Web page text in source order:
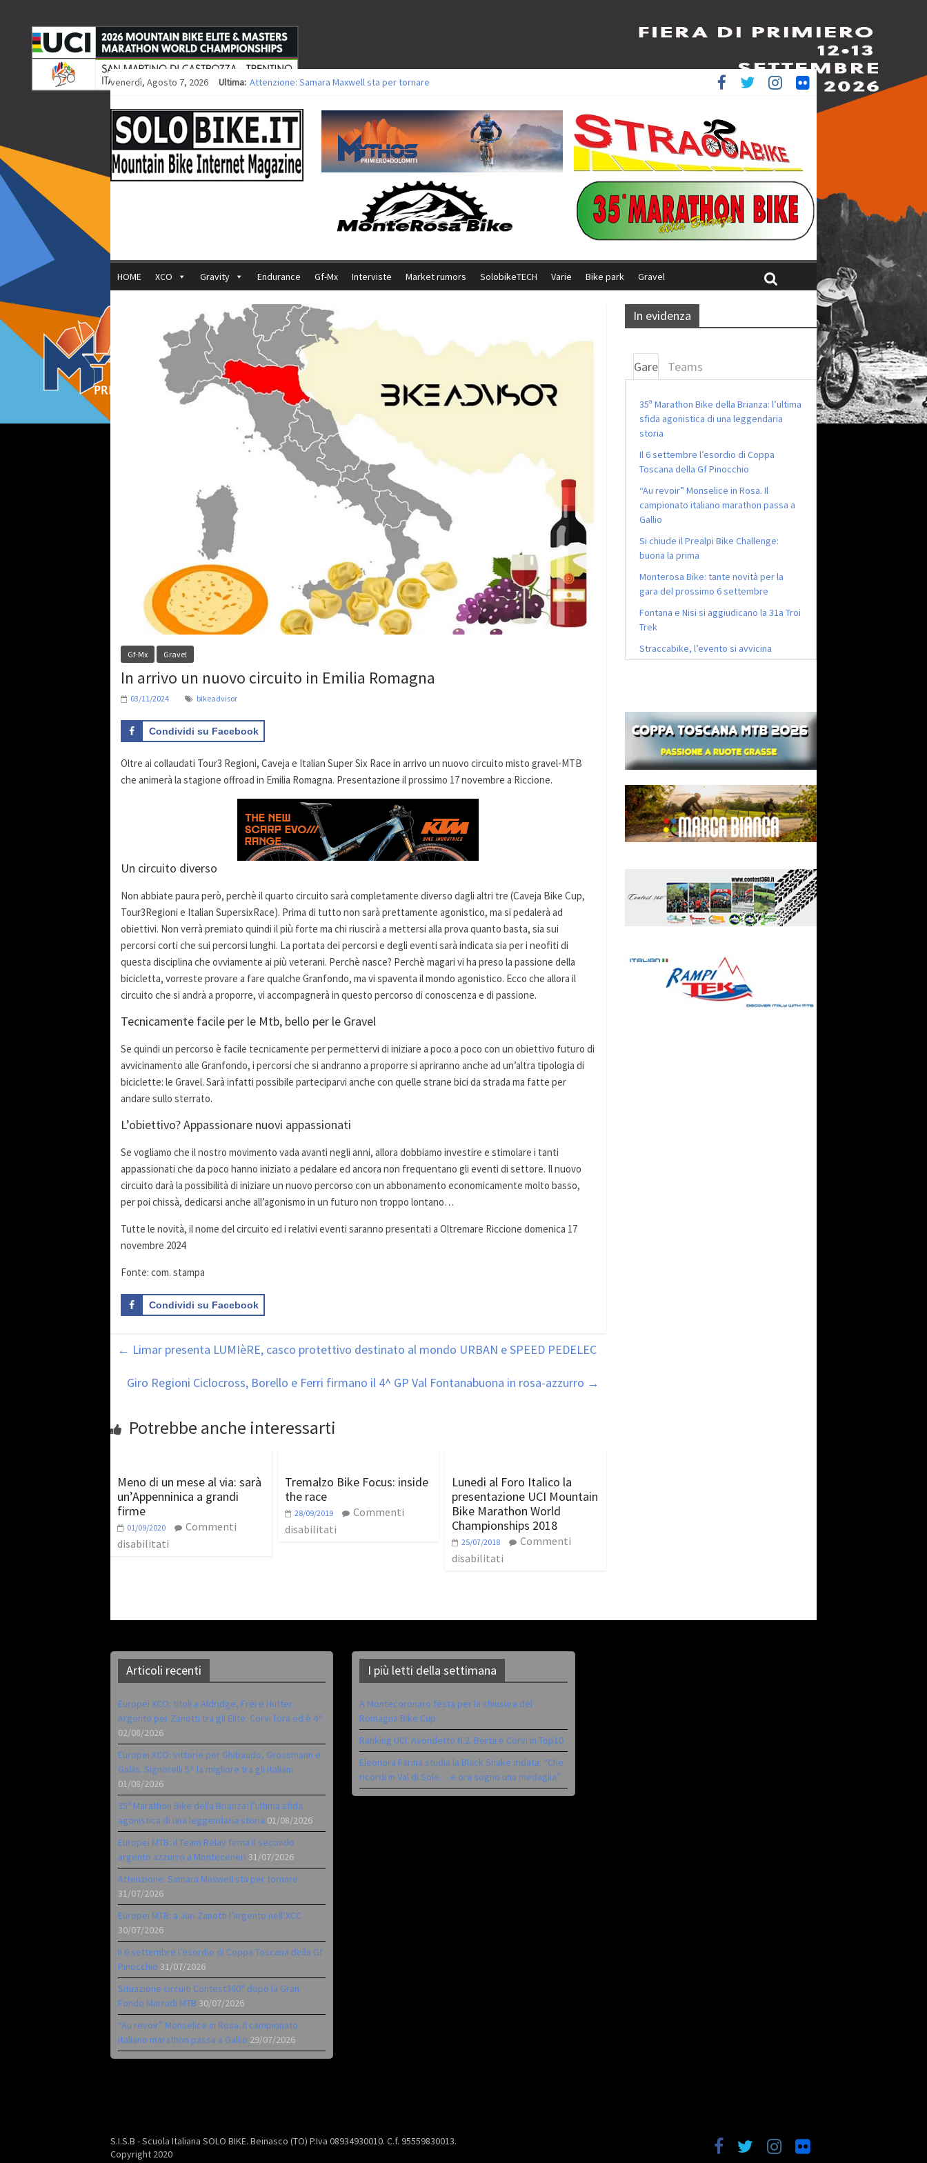
venerdì, Agosto 7, 2026 Ultima: Attenzione: Samara Maxwell sta per tornare
Europei XCO: vittorie per Ghibaudo, Grossmann e Gallis. Signorelli 5^ la migliore tra gli italiani
35ª Marathon Bike della Brianza: l’ultima sfida agonistica di una leggendaria storia
Europei MTB: il Team Relay firma il secondo argento azzurro a Monteceneri
HOME XCO Gravity Endurance Gf-Mx Interviste Market rumors SolobikeTECH Varie Bike park Gravel
Gf-Mx Gravel
In arrivo un nuovo circuito in Emilia Romagna
03/11/2024 bikeadvisor
Condividi su Facebook
Oltre ai collaudati Tour3 Regioni, Caveja e Italian Super Six Race in arrivo un nuovo circuito misto gravel-MTB
che animerà la stagione offroad in Emilia Romagna. Presentazione il prossimo 17 novembre a Riccione.
Un circuito diverso
Non abbiate paura però, perchè il quarto circuito sarà completamente diverso dagli altri tre (Caveja Bike Cup,
Tour3Regioni e Italian SupersixRace). Prima di tutto non sarà prettamente agonistico, ma si pedalerà ad
obiettivi. Non verrà premiato quindi il più forte ma chi riuscirà a mettersi alla prova quanto basta, sia sui
percorsi corti che sui percorsi lunghi. La portata dei percorsi e degli eventi sarà indicata sia per i neofiti di
questa disciplina che ovviamente ai più veterani. Perchè nasce? Perchè magari vi ha preso la passione della
bicicletta, vorreste provare a fare qualche Granfondo, ma vi spaventa il mondo agonistico. Ecco che allora il
circuito che si andrà a proporre, vi accompagnerà in questo percorso di conoscenza e di passione.
Tecnicamente facile per le Mtb, bello per le Gravel
Se quindi un percorso è facile tecnicamente per permettervi di iniziare a poco a poco con un obiettivo futuro di
avvicinamento alle Granfondo, i percorsi che si andranno a proporre si apriranno anche ad un’altra tipologia di
biciclette: le Gravel. Sarà infatti possibile parteciparvi anche con quelle strane bici da strada ma fatte per
andare sullo sterrato.
L’obiettivo? Appassionare nuovi appassionati
Se vogliamo che il nostro movimento vada avanti negli anni, allora dobbiamo investire e stimolare i tanti
appassionati che da poco hanno iniziato a pedalare ed ancora non frequentano gli eventi di settore. Il nuovo
circuito darà la possibilità di iniziare un nuovo percorso con un abbonamento economicamente molto basso,
per poi chissà, dedicarsi anche all’agonismo in un futuro non troppo lontano…
Tutte le novità, il nome del circuito ed i relativi eventi saranno presentati a Oltremare Riccione domenica 17
novembre 2024
Fonte: com. stampa
Condividi su Facebook
← Limar presenta LUMIèRE, casco protettivo destinato al mondo URBAN e SPEED PEDELEC
Giro Regioni Ciclocross, Borello e Ferri firmano il 4^ GP Val Fontanabuona in rosa-azzurro →
Potrebbe anche interessarti
Meno di un mese al via: sarà
un’Appenninica a grandi
firme
01/09/2020
Commenti
disabilitati
Tremalzo Bike Focus: inside
the race
28/09/2019
Commenti
disabilitati
Lunedi al Foro Italico la
presentazione UCI Mountain
Bike Marathon World
Championships 2018
25/07/2018
Commenti
disabilitati
In evidenza
Gare Teams
35ª Marathon Bike della Brianza: l’ultima
sfida agonistica di una leggendaria
storia
Il 6 settembre l’esordio di Coppa
Toscana della Gf Pinocchio
“Au revoir” Monselice in Rosa. Il
campionato italiano marathon passa a
Gallio
Si chiude il Prealpi Bike Challenge:
buona la prima
Monterosa Bike: tante novità per la
gara del prossimo 6 settembre
Fontana e Nisi si aggiudicano la 31a Troi
Trek
Straccabike, l’evento si avvicina
Articoli recenti
Europei XCO: titoli a Aldridge, Frei e Hutter.
Argento per Zanotti tra gli Elite. Corvi fora ed è 4^
02/08/2026
Europei XCO: vittorie per Ghibaudo, Grossmann e
Gallis. Signorelli 5^ la migliore tra gli italiani
01/08/2026
35ª Marathon Bike della Brianza: l’ultima sfida
agonistica di una leggendaria storia 01/08/2026
Europei MTB: il Team Relay firma il secondo
argento azzurro a Monteceneri 31/07/2026
Attenzione: Samara Maxwell sta per tornare
31/07/2026
Europei MTB: a Juri Zanotti l’argento nell’XCC
30/07/2026
Il 6 settembre l’esordio di Coppa Toscana della Gf
Pinocchio 31/07/2026
Situazione circuiti Contest360° dopo la Gran
Fondo Marradi MTB 30/07/2026
“Au revoir” Monselice in Rosa. Il campionato
italiano marathon passa a Gallio 29/07/2026
I più letti della settimana
A Montecoronaro festa per la chiusura del
Romagna Bike Cup
Ranking UCI: Avondetto N.2. Berta e Corvi in Top10
Eleonora Farina studia la Black Snake iridata: “Che
ricordi in Val di Sole… e ora sogno una medaglia”
S.I.S.B - Scuola Italiana SOLO BIKE. Beinasco (TO) P.Iva 08934930010. C.f. 95559830013.
Copyright 2020